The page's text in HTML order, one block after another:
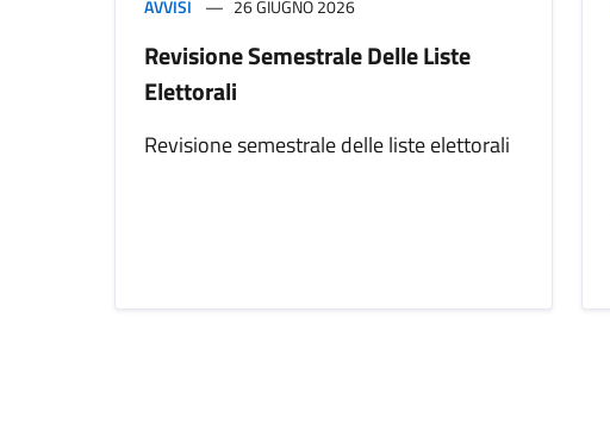
AVVISI 26 GIUGNO 2026
Revisione Semestrale Delle Liste
Elettorali
Revisione semestrale delle liste elettorali